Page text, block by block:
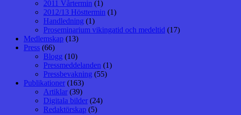
2011 Vårtermin (1)
2012/13 Hösttermin (1)
Handledning (1)
Proseminarium vikingatid och medeltid (17)
Medlemskap (13)
Press (66)
Blogg (10)
Pressmeddelanden (1)
Pressbevakning (55)
Publikationer (163)
Artiklar (39)
Digitala bilder (24)
Redaktörskap (5)